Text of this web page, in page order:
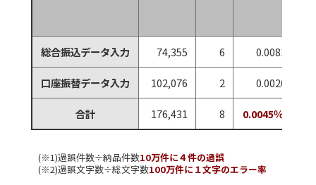
総合振込データ入力 74,355 6 0.0081％
口座振替データ入力 102,076 2 0.0020％
合計 176,431 8 0.0045％
(※1)過誤件数÷納品件数10万件に４件の過誤
(※2)過誤文字数÷総文字数100万件に１文字のエラー率